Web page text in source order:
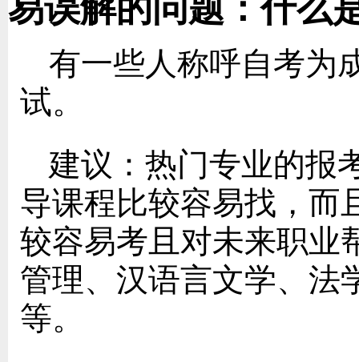
易误解的问题：什么
有一些人称呼自考为
试。
建议：热门专业的报
导课程比较容易找，而
较容易考且对未来职业
管理、汉语言文学、法
等。